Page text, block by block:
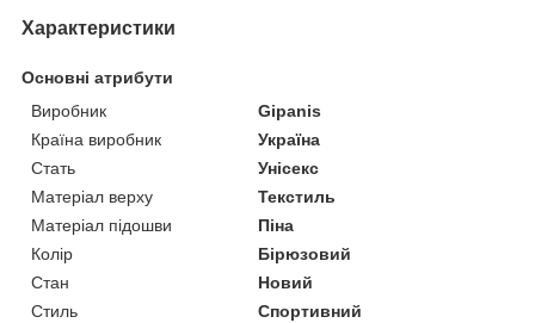
Характеристики
Основні атрибути
Виробник
Gipanis
Країна виробник
Україна
Стать
Унісекс
Матеріал верху
Текстиль
Матеріал підошви
Піна
Колір
Бірюзовий
Стан
Новий
Стиль
Спортивний